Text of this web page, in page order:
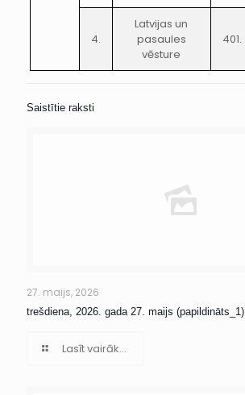
4.
Latvijas un
pasaules
vēsture
401.
Saistītie raksti
27. maijs, 2026
trešdiena, 2026. gada 27. maijs (papildināts_1)
Lasīt vairāk...